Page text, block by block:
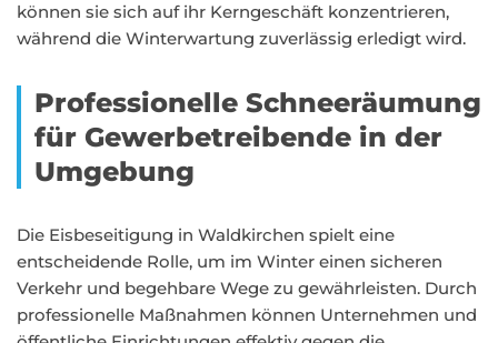
können sie sich auf ihr Kerngeschäft konzentrieren,
während die Winterwartung zuverlässig erledigt wird.
Professionelle Schneeräumung
für Gewerbetreibende in der
Umgebung
Die Eisbeseitigung in Waldkirchen spielt eine
entscheidende Rolle, um im Winter einen sicheren
Verkehr und begehbare Wege zu gewährleisten. Durch
professionelle Maßnahmen können Unternehmen und